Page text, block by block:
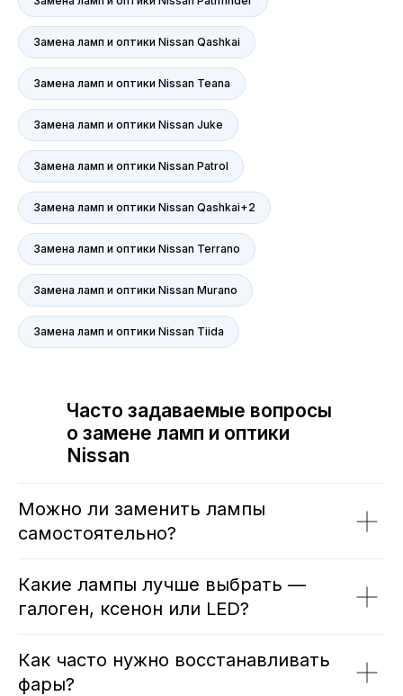
Замена ламп и оптики Nissan Qashkai
Замена ламп и оптики Nissan Teana
Замена ламп и оптики Nissan Juke
Замена ламп и оптики Nissan Patrol
Замена ламп и оптики Nissan Qashkai+2
Замена ламп и оптики Nissan Terrano
Замена ламп и оптики Nissan Murano
Замена ламп и оптики Nissan Tiida
Часто задаваемые вопросы
о замене ламп и оптики
Nissan
Можно ли заменить лампы
самостоятельно?
Какие лампы лучше выбрать —
галоген, ксенон или LED?
Как часто нужно восстанавливать
фары?
информационный характер и не являются
публичной офертой, определяемой
положениями ст. 437 Гражданского кодекса
РФ. Для получения подробной информации о
продуктах, услугах и их стоимости
обращайтесь к нашим специалистам.
Политика обработки персональных данных
Политика использования файлов cookie
Трафик, лиды и продажи